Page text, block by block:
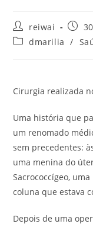
Autor
do
post:
reiwai
Post
Categoria
dmarilia /
Cirurgia realizada
Uma história que
um renomado
sem precedentes:
uma menina do
Sacrococcígeo,
coluna que estava
Depois de uma